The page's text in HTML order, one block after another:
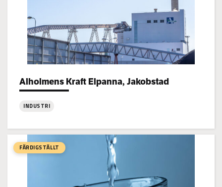
Alholmens Kraft Elpanna, Jakobstad
Project types:
INDUSTRI
Alholmens
Kraft
Elpanna,
FÄRDIGSTÄLLT